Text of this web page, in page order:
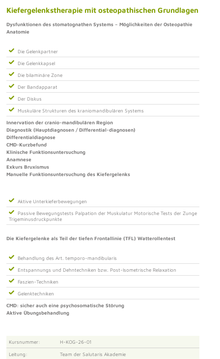
Kiefergelenkstherapie mit osteopathischen Grundlagen
Dysfunktionen des stomatognathen Systems – Möglichkeiten der Osteopathie
Anatomie
Die Gelenkpartner
Die Gelenkkapsel
Die bilaminäre Zone
Der Bandapparat
Der Diskus
Muskuläre Strukturen des kraniomandibulären Systems
Innervation der cranio-mandibulären Region
Diagnostik (Hauptdiagnosen / Differential-diagnosen)
Differentialdiagnose
CMD-Kurzbefund
Klinische Funktionsuntersuchung
Anamnese
Exkurs Bruxismus
Manuelle Funktionsuntersuchung des Kiefergelenks
Aktive Unterkieferbewegungen
Passive Bewegungstests Palpation der Muskulatur Motorische Tests der Zunge
Trigeminusdruckpunkte
Die Kiefergelenke als Teil der tiefen Frontallinie (TFL) Watterollentest
Behandlung des Art. temporo-mandibularis
Entspannungs und Dehntechniken bzw. Post-Isometrische Relaxation
Faszien-Techniken
Gelenktechniken
CMD: sicher auch eine psychosomatische Störung
Aktive Übungsbehandlung
Kursnummer: H-KOG-26-01
Leitung: Team der Salutaris Akademie